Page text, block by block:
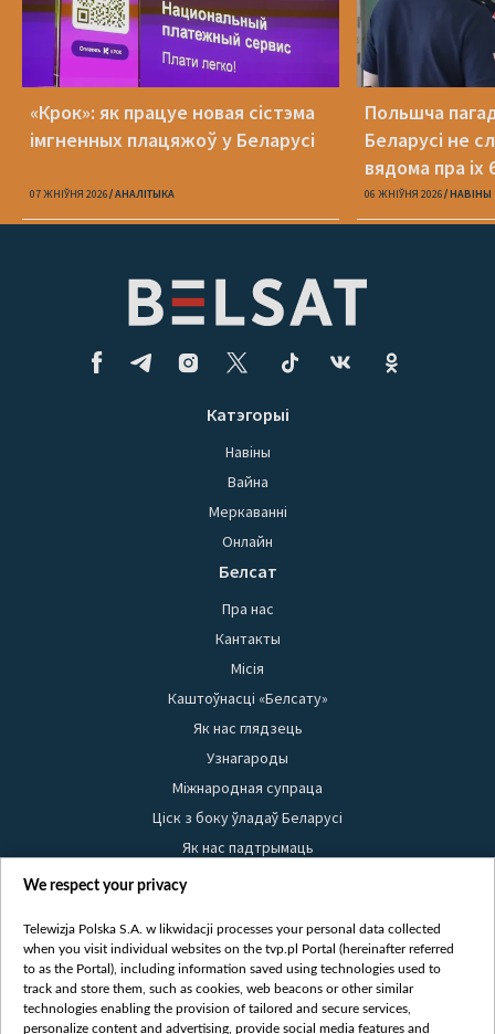
«Крок»: як працуе новая сістэма
імгненных плацяжоў у Беларусі
07 ЖНІЎНЯ 2026 АНАЛІТЫКА
Польшча
Беларусі не
вядома пра іх
06 ЖНІЎНЯ 2026 НАВІНЫ
Катэгорыі
Навіны
Вайна
Меркаванні
Онлайн
Белсат
Пра нас
Кантакты
Місія
Каштоўнасці «Белсату»
Як нас глядзець
Узнагароды
Міжнародная супраца
Ціск з боку ўладаў Беларусі
Як нас падтрымаць
Правілы выкарыстання матэрыялаў
Бяспека
Youtube
Белсат news
We respect your privacy
Telewizja Polska S.A. w likwidacji processes your personal data collected
when you visit individual websites on the tvp.pl Portal (hereinafter referred
to as the Portal), including information saved using technologies used to
track and store them, such as cookies, web beacons or other similar
technologies enabling the provision of tailored and secure services,
personalize content and advertising, provide social media features and